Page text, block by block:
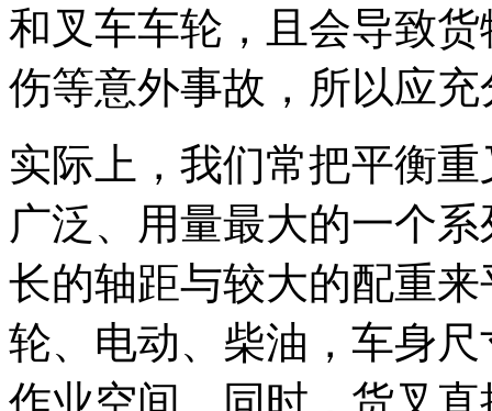
和叉车车轮，且会导致
伤等意外事故，所以应充
实际上，我们常把平衡
广泛、用量最大的一个
长的轴距与较大的配重
轮、电动、柴油，车身
作业空间。同时，货叉